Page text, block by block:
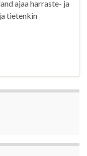
ajaa harraste- ja
tietenkin